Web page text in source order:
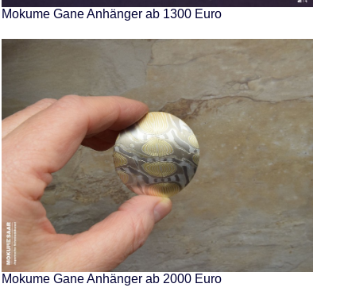
Mokume Gane Anhänger ab 1300 Euro
Mokume Gane Anhänger ab 2000 Euro